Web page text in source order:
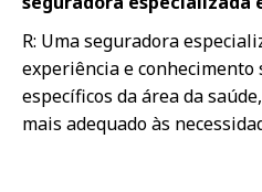
R: Uma seguradora
experiência e conhecimento
específicos da área da
mais adequado às